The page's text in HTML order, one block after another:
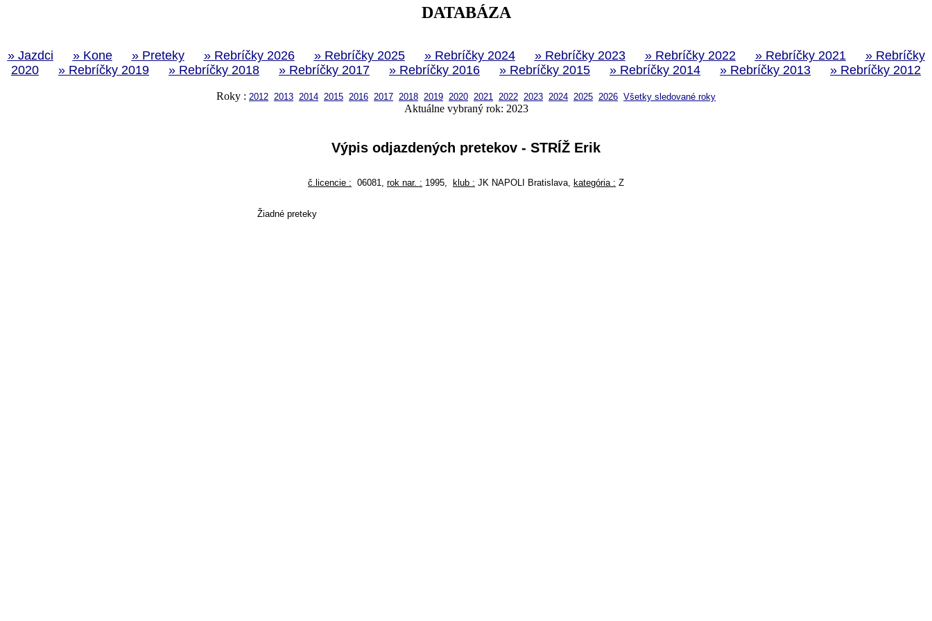
DATABÁZA
» Jazdci » Kone » Preteky » Rebríčky 2026 » Rebríčky 2025 » Rebríčky 2024 » Rebríčky 2023 » Rebríčky 2022 » Rebríčky 2021
» Rebríčky
2020
» Rebríčky 2019 » Rebríčky 2018 » Rebríčky 2017 » Rebríčky 2016 » Rebríčky 2015 » Rebríčky 2014 » Rebríčky 2013 » Rebríčky 2012
Roky : 2012 2013 2014 2015 2016 2017 2018 2019 2020 2021 2022 2023 2024 2025 2026 Všetky sledované roky
Aktuálne vybraný rok: 2023
Výpis odjazdených pretekov - STRÍŽ Erik
č.licencie : 06081, rok nar. : 1995, klub : JK NAPOLI Bratislava, kategória : Z
Žiadné preteky